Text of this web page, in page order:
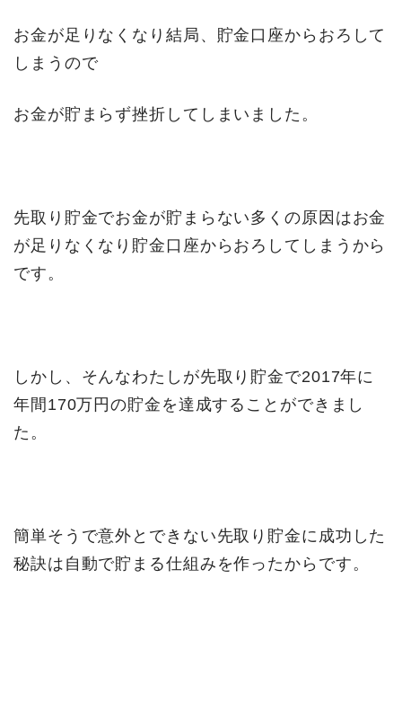
お金が足りなくなり結局、貯金口座からおろして
しまうので
お金が貯まらず挫折してしまいました。
先取り貯金でお金が貯まらない多くの原因はお金
が足りなくなり貯金口座からおろしてしまうから
です。
しかし、そんなわたしが先取り貯金で2017年に
年間170万円の貯金を達成することができまし
た。
簡単そうで意外とできない先取り貯金に成功した
秘訣は自動で貯まる仕組みを作ったからです。